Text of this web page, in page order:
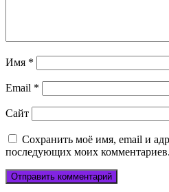
Имя *
Email *
Сайт
Сохранить моё имя, email и
последующих моих комментариев.